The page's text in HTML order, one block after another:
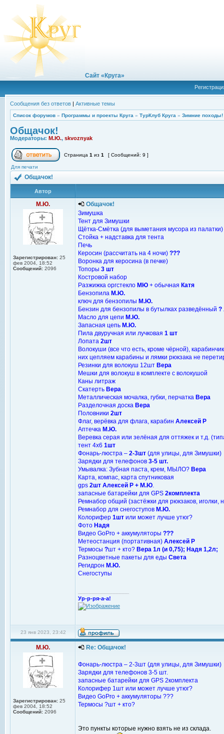
Сайт «Круга»
Сообщения без ответов | Активные темы
Список форумов » Программы и проекты Круга » ТурКлуб Круга » Зимние походы!
Общачок!
Модераторы: М.Ю., skvoznyak
Страница 1 из 1 [ Сообщений: 9 ]
Для печати
Общачок!
Автор
М.Ю.
Зарегистрирован: 25
фев 2004, 18:52
Сообщений: 2096
Общачок!
Зимушка
Тент для Зимушки
Щётка-Смётка (для выметания мусора из палатки)
Стойка + надставка для тента
Печь
Керосин (рассчитать на 4 ночи) ???
Воронка для керосина (в печке)
Топоры 3 шт
Костровой набор
Разжижка оргстекло МЮ + обычная Катя
Бензопила М.Ю.
ключ для бензопилы М.Ю.
Бензин для бензопилы в бутылках разведённый ?
Масло для цепи М.Ю.
Запасная цепь М.Ю.
Пила двуручная или лучковая 1 шт
Лопата 2шт
Волокуши (все что есть, кроме чёрной),
них цепляем карабины и лямки рюкзака не
Резинки для волокуш 12шт Вера
Мешки для волокуш в комплекте с волокушой
Каны литраж
Скатерть Вера
Металлическая мочалка, губки, перчатка Вера
Разделочная доска Вера
Половники 2шт
Флаг, верёвка для флага, карабин Алексей Р
Аптечка М.Ю.
Веревка серая или зелёная для оттяжек и т.д.
тент 4х6 1шт
Фонарь-люстра – 2-3шт (для улицы, для Зимушки)
Зарядки для телефонов 3-5 шт.
Умывалка: Зубная паста, крем, МЫЛО? Вера
Карта, компас, карта спутниковая
gps 2шт Алексей Р + М.Ю.
запасные батарейки для GPS 2комплекта
Ремнабор общий (застёжки для рюкзаков, иголки,
Ремнабор для снегоступов М.Ю.
Колорифер 1шт или может лучше утюг?
Фото Надя
Видео GoPro + аккумуляторы ???
Метеостанция (портативная) Алексей Р
Термосы ?шт + кто? Вера 1л (и 0,75); Надя 1,2л;
Разноцветные пакеты для еды Света
Регидрон М.Ю.
Снегоступы
Ур-р-ря-а-а!
23 янв 2023, 23:42
М.Ю.
Зарегистрирован: 25
фев 2004, 18:52
Сообщений: 2096
Re: Общачок!
Фонарь-люстра – 2-3шт (для улицы, для Зимушки)
Зарядки для телефонов 3-5 шт.
запасные батарейки для GPS 2комплекта
Колорифер 1шт или может лучше утюг?
Видео GoPro + аккумуляторы ???
Термосы ?шт + кто?
Это пункты которые нужно взять не из склада.